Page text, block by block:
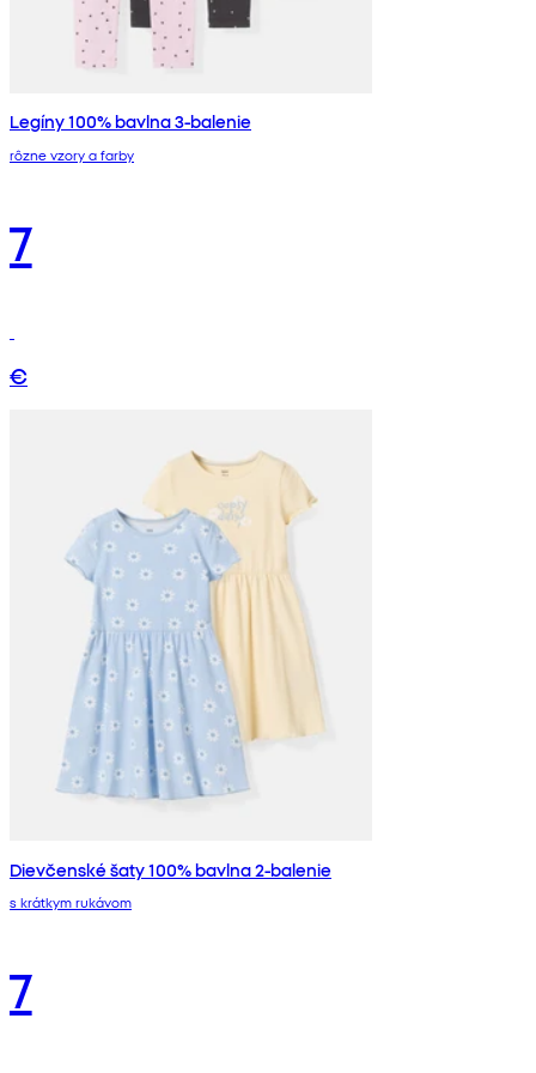
Legíny 100% bavlna 3-balenie
rôzne vzory a farby
7
€
Dievčenské šaty 100% bavlna 2-balenie
s krátkym rukávom
7